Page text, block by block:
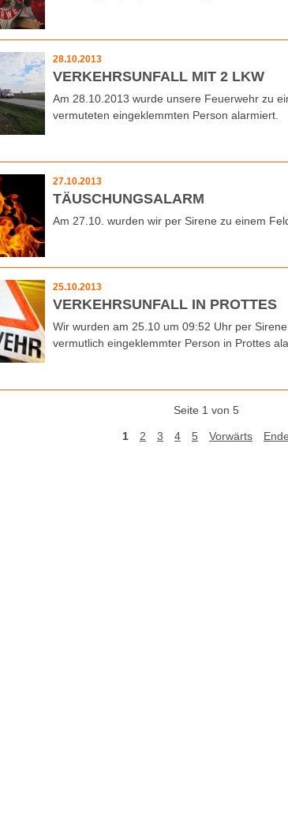
28.10.2013
VERKEHRSUNFALL MIT 2 LKW
Am 28.10.2013 wurde unsere Feuerwehr zu
vermuteten eingeklemmten Person alarmiert.
27.10.2013
TÄUSCHUNGSALARM
Am 27.10. wurden wir per Sirene zu einem
25.10.2013
VERKEHRSUNFALL IN PROTTES
Wir wurden am 25.10 um 09:52 Uhr per
vermutlich eingeklemmter Person in Prottes
Seite 1 von 5
1 2 3 4 5 Vorwärts Ende